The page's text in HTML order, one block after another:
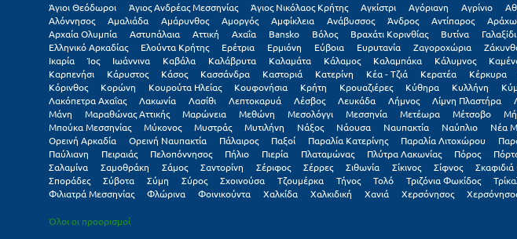
Άγιοι Θεόδωροι Άγιος Ανδρέας Μεσσηνίας Άγιος Νικόλαος Κρήτης Αγκίστρι Αγόριανη Αγρίνιο
Αλόννησος
Αμαλιάδα Αμάρυνθος Αμοργός Αμφίκλεια Ανάβυσσος Άνδρος Αντίπαρος
Αρχαία Ολυμπία
Αστυπάλαια Αττική Αχαΐα Βansko Βόλος Βραχάτι Κορινθίας Βυτίνα Γαλαξiδι
Ελληνικό Αρκαδίας
Ελούντα Κρήτης Ερέτρια Ερμιόνη Εύβοια Ευρυτανία Ζαγοροχώρια
Ικαρία
Ίος Ιωάννινα Καβάλα Καλάβρυτα Καλαμάτα Κάλαμος Καλαμπάκα Κάλυμνος
Καρπενήσι
Κάρυστος Κάσος Κασσάνδρα Καστοριά Κατερίνη Κέα - Τζιά Κερατέα Κέρκυρα
Κόρινθος
Κορώνη Κουρούτα Ηλείας Κουφονήσια Κρήτη Κρουαζιέρες Κύθηρα Κυλλήνη
Λακόπετρα Αχαΐας
Λακωνία Λασίθι Λεπτοκαρυά Λέσβος Λευκάδα Λήμνος Λίμνη Πλαστήρα
Μάνη
Μαραθώνας Αττικής Μαρώνεια Μεθώνη Μεσολόγγι Μεσσηνία Μετέωρα Μέτσοβο
Μπούκα Μεσσηνίας
Μύκονος Μυστράς Μυτιλήνη Νάξος Νάουσα Ναυπακτία Ναύπλιο Νέα
Ορεινή Αρκαδία
Ορεινή Ναυπακτία Πάλαιρος Παξοί Παραλία Κατερίνης Παραλία Λιτοχώρου
Παύλιανη
Πειραιάς Πελοπόννησος Πήλιο Πιερία Πλαταμώνας Πλύτρα Λακωνίας Πόρος
Σαλαμίνα
Σαμοθράκη Σάμος Σαντορίνη Σέριφος Σέρρες Σιθωνία Σίκινος Σίφνος Σκαφιδιά
Σποράδες
Σύβοτα Σύμη Σύρος Σχοινούσα Τζουμέρκα Τήνος Τολό Τριζόνια Φωκίδος
Φιλιατρά Μεσσηνίας
Φλώρινα Φοινικούντα Χαλκίδα Χαλκιδική Χανιά Χερσόνησος
Όλοι οι προορισμοί